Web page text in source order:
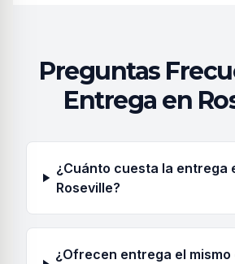
Preguntas
Entrega en
¿Cuánto cuesta la entrega
Roseville?
¿Ofrecen entrega el mismo